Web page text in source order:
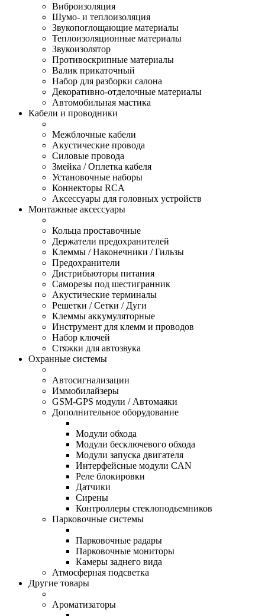
Виброизоляция
Шумо- и теплоизоляция
Звукопоглощающие материалы
Теплоизоляционные материалы
Звукоизолятор
Противоскрипные материалы
Валик прикаточный
Набор для разборки салона
Декоративно-отделочные материалы
Автомобильная мастика
Кабели и проводники
Межблочные кабели
Акустические провода
Силовые провода
Змейка / Оплетка кабеля
Установочные наборы
Коннекторы RCA
Аксессуары для головных устройств
Монтажные аксессуары
Кольца проставочные
Держатели предохранителей
Клеммы / Наконечники / Гильзы
Предохранители
Дистрибьюторы питания
Саморезы под шестигранник
Акустические терминалы
Решетки / Сетки / Дуги
Клеммы аккумуляторные
Инструмент для клемм и проводов
Набор ключей
Стяжки для автозвука
Охранные системы
Автосигнализации
Иммобилайзеры
GSM-GPS модули / Автомаяки
Дополнительное оборудование
Модули обхода
Модули бесключевого обхода
Модули запуска двигателя
Интерфейсные модули CAN
Реле блокировки
Датчики
Сирены
Контроллеры стеклоподьемников
Парковочные системы
Парковочные радары
Парковочные мониторы
Камеры заднего вида
Атмосферная подсветка
Другие товары
Ароматизаторы